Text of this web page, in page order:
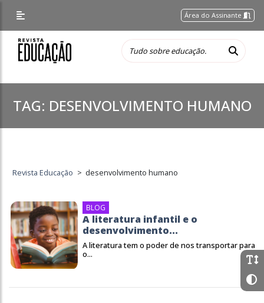
Área do Assinante
TAG: DESENVOLVIMENTO HUMANO
Revista Educação > desenvolvimento humano
BLOG
A literatura infantil e o
desenvolvimento...
A literatura tem o poder de nos transportar para
o...